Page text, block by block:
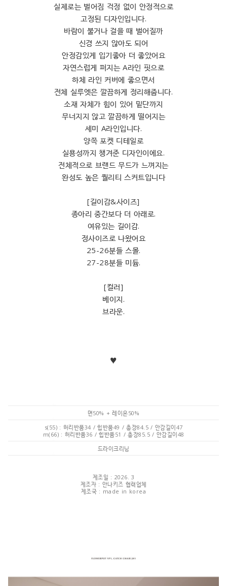
실제로는 벌어짐 걱정 없이 안정적으로
고정된 디자인입니다.
바람이 불거나 걸을 때 벌어질까
신경 쓰지 않아도 되어
안정감있게 입기좋아 더 좋았어요
자연스럽게 퍼지는 A라인 핏으로
하체 라인 커버에 좋으면서
전체 실루엣은 깔끔하게 정리해줍니다.
소재 자체가 힘이 있어 밑단까지
무너지지 않고 깔끔하게 떨어지는
세미 A라인입니다.
양쪽 포켓 디테일로
실용성까지 챙겨준 디자인이에요.
전체적으로 브랜드 무드가 느껴지는
완성도 높은 퀄리티 스커트입니다
[길이감&사이즈]
종아리 중간보다 더 아래로.
여유있는 길이감.
정사이즈로 나왔어요
25-26분들 스몰.
27-28분들 미듐.
[컬러]
베이지.
브라운.
♥
면50% + 레이온50%
s(55) : 허리반품34 / 힙반품49 / 총장84.5 / 안감길이47
m(66) : 허리반품36 / 힙반품51 / 총장85.5 / 안감길이48
드라이크리닝
제조일 : 2026. 3
제조자 : 안나키즈 협력업체
제조국 : made in korea